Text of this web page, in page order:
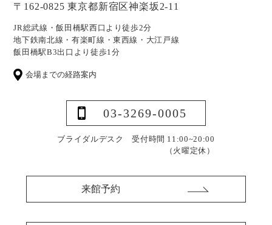
〒162-0825 東京都新宿区神楽坂2-11
JR総武線・飯田橋駅西口より徒歩2分
地下鉄南北線・有楽町線・東西線・大江戸線
飯田橋駅B3出口より徒歩1分
会場までの経路案内
03-3269-0005
ブライダルデスク 受付時間 11:00~20:00
（火曜定休）
来館予約